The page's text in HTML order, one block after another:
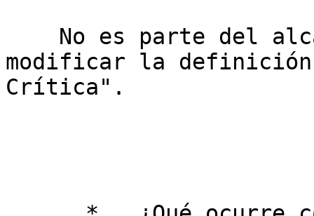
modificar la
Crítica".